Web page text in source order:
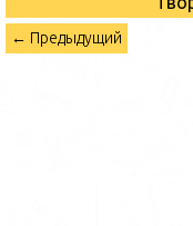
← Предыдущий